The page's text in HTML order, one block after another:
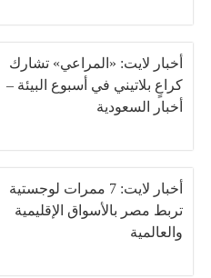
أخبار لايت: «المراعي» تشارك
كراعٍ بلاتيني في أسبوع البيئة –
أخبار السعودية
أخبار لايت: 7 ممرات لوجستية
تربط مصر بالأسواق الإقليمية
والعالمية